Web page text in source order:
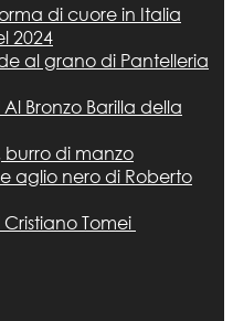
di cuore in Italia
2024
al grano di Pantelleria
Bronzo Barilla della
burro di manzo
aglio nero di Roberto
Tomei